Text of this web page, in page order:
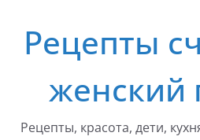
содержимому
Рецепты
женский
Рецепты, красота, дети,